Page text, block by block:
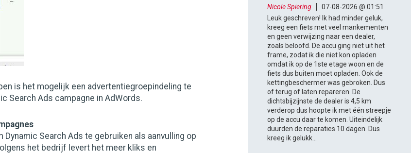
is het mogelijk een advertentiegroepindeling te
Search Ads campagne in AdWords.
Dynamic Search Ads te gebruiken als aanvulling op
het bedrijf levert het meer kliks en
Nicole Spiering
07-08-2026 @ 01:51
Leuk geschreven! Ik had minder geluk,
kreeg een fiets met veel mankementen
en geen verwijzing naar een dealer,
zoals beloofd. De accu ging niet uit het
frame, zodat ik die niet kon opladen
omdat ik op de 1ste etage woon en de
fiets dus buiten moet opladen. Ook de
kettingbeschermer was gebroken. Dus
of terug of laten repareren. De
dichtsbijzijnste de dealer is 4,5 km
verderop dus hoopte ik met één streepje
op de accu daar te komen. Uiteindelijk
duurden de reparaties 10 dagen. Dus
kreeg ik gelukk...